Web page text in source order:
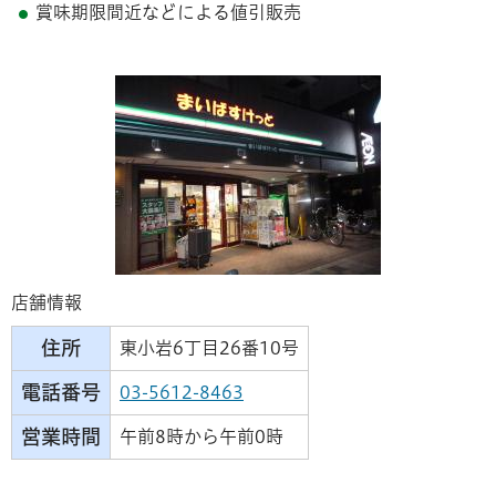
賞味期限間近などによる値引販売
店舗情報
住所 東小岩6丁目26番10号
電話番号 03-5612-8463
営業時間 午前8時から午前0時